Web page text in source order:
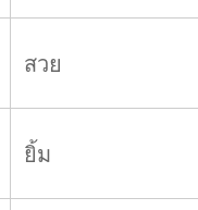
สวย
ยิ้ม